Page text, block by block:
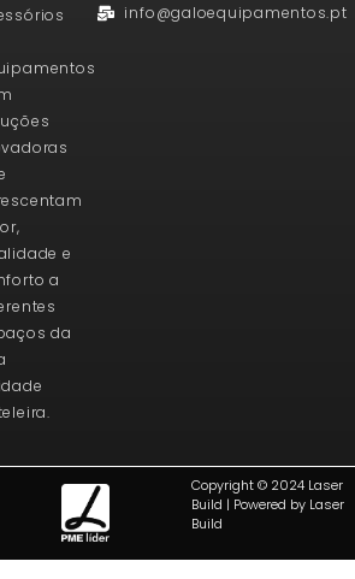
e
a
da
info@galoequipamentos.pt
Copyright © 2024 Laser
Build | Powered by Laser
Build